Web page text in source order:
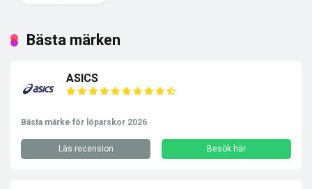
Bästa märken
ASICS
Bästa märke för löparskor 2026
Läs recension Besök här